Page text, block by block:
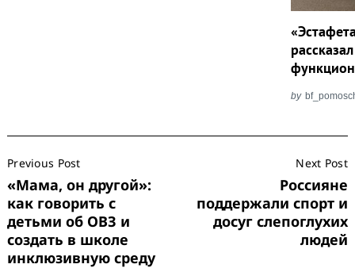
by
Navigation
Previous Post
«Мама, он другой»:
как говорить с
детьми об ОВЗ и
создать в школе
инклюзивную среду
Next Post
Россияне
поддержали спорт и
досуг слепоглухих
людей